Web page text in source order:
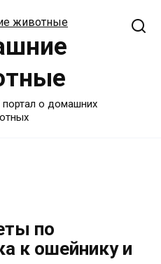
о домашних
по
к ошейнику и